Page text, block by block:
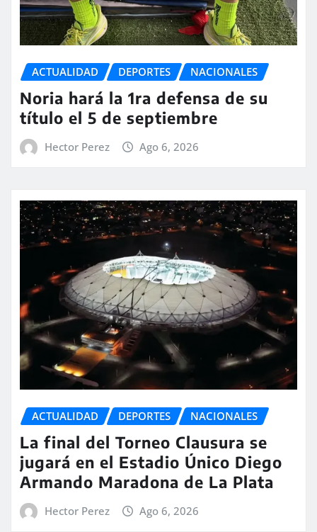
ACTUALIDAD DEPORTES NACIONALES
Noria hará la 1ra defensa de su
título el 5 de septiembre
Hector Perez Ago 6, 2026
ACTUALIDAD DEPORTES NACIONALES
La final del Torneo Clausura se
jugará en el Estadio Único Diego
Armando Maradona de La Plata
Hector Perez Ago 6, 2026